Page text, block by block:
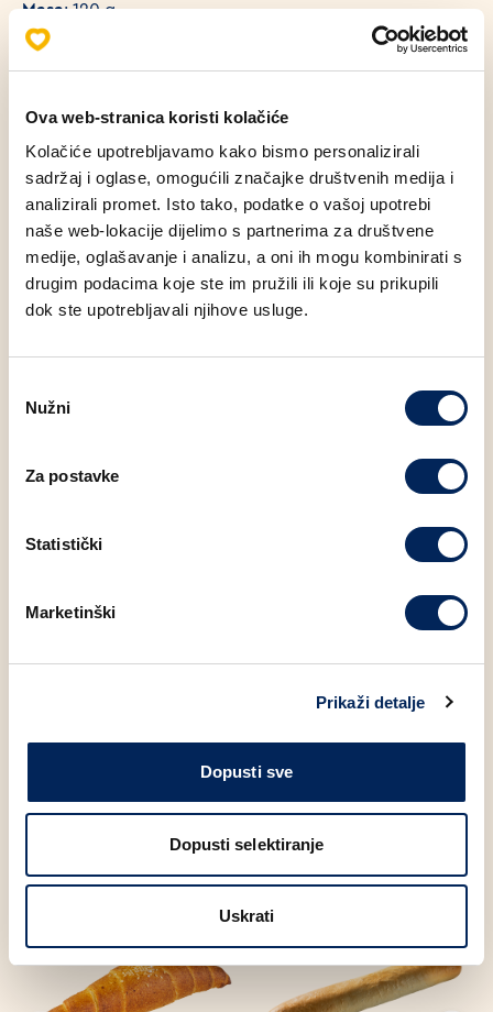
Ova web-stranica koristi kolačiće
Kolačiće upotrebljavamo kako bismo personalizirali
sadržaj i oglase, omogućili značajke društvenih medija i
analizirali promet. Isto tako, podatke o vašoj upotrebi
naše web-lokacije dijelimo s partnerima za društvene
medije, oglašavanje i analizu, a oni ih mogu kombinirati s
drugim podacima koje ste im pružili ili koje su prikupili
dok ste upotrebljavali njihove usluge.
pristanka
Nužni
Za postavke
Statistički
Marketinški
Prikaži detalje
Dopusti sve
Dopusti selektiranje
Uskrati
Masa: 120 g
Udio energije u proizvodu (100g)
Alergeni
Nutritivne vrijednosti (100g)
Moglo bi Vas zanimati